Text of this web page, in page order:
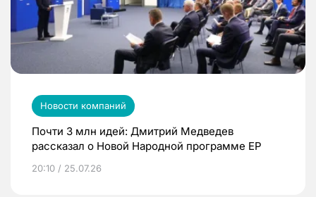
Новости компаний
Почти 3 млн идей: Дмитрий Медведев
рассказал о Новой Народной программе ЕР
20:10 / 25.07.26